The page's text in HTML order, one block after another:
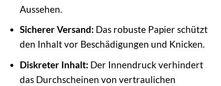
Aussehen.
Sicherer Versand: Das robuste Papier schützt
den Inhalt vor Beschädigungen und Knicken.
Diskreter Inhalt: Der Innendruck verhindert
das Durchscheinen von vertraulichen